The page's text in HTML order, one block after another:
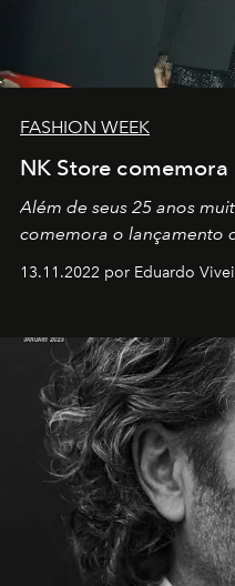
FASHION WEEK
NK Store
Além de seus 25 anos
comemora o lançamento
13.11.2022 por Eduardo